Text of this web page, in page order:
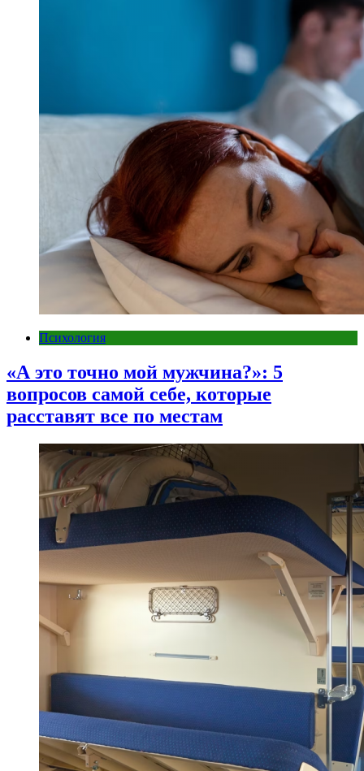
Психология
«А это точно мой мужчина?»: 5
вопросов самой себе, которые
расставят все по местам